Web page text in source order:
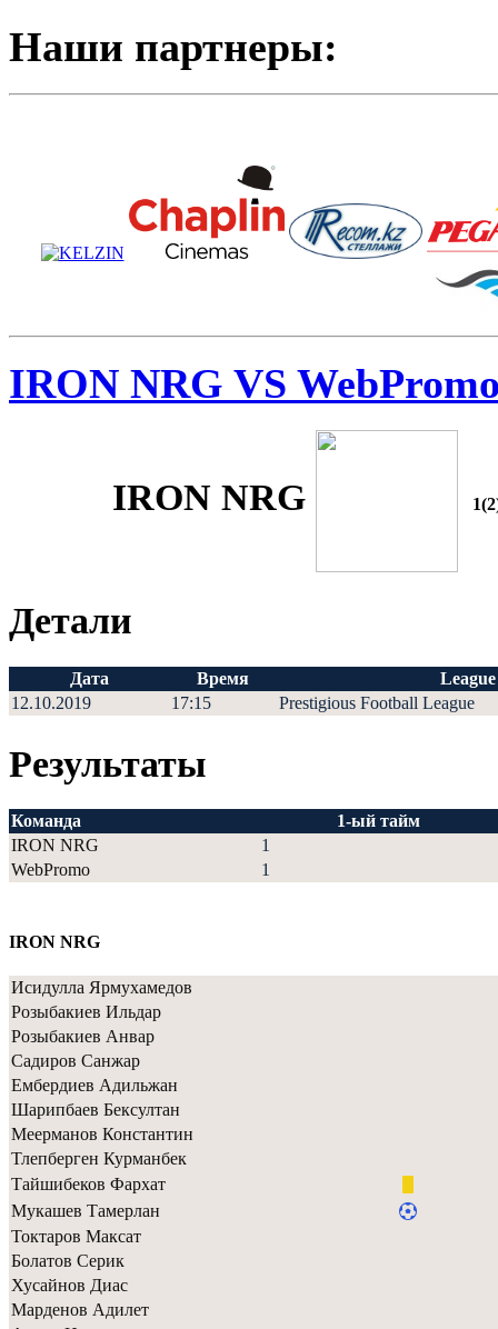
Наши партнеры:
IRON NRG VS
IRON NRG
Детали
Дата Время
League
12.10.2019
17:15 Prestigious Football League
Результаты
Команда
1-ый тайм
IRON NRG
1
WebPromo
1
IRON NRG
Исидулла Ярмухамедов
Розыбакиев Ильдар
Розыбакиев Анвар
Садиров Санжар
Ембердиев Адильжан
Шарипбаев Бексултан
Меерманов Константин
Тлепберген Курманбек
Тайшибеков Фархат
Мукашев Тамерлан
Токтаров Максат
Болатов Серик
Хусайнов Диас
Марденов Адилет